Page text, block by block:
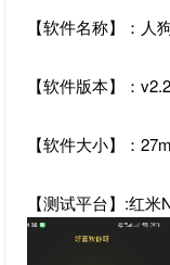
【软件名称】：人
【软件版本】：v2.2
【软件大小】：27m
【测试平台】:红